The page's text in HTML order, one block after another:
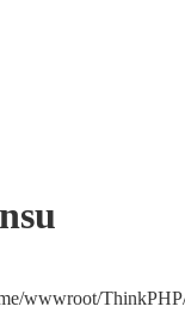
wwwroot/